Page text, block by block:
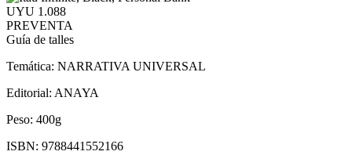
UYU 1.088
PREVENTA
Guía de talles
Temática: NARRATIVA UNIVERSAL
Editorial: ANAYA
Peso: 400g
ISBN: 9788441552166